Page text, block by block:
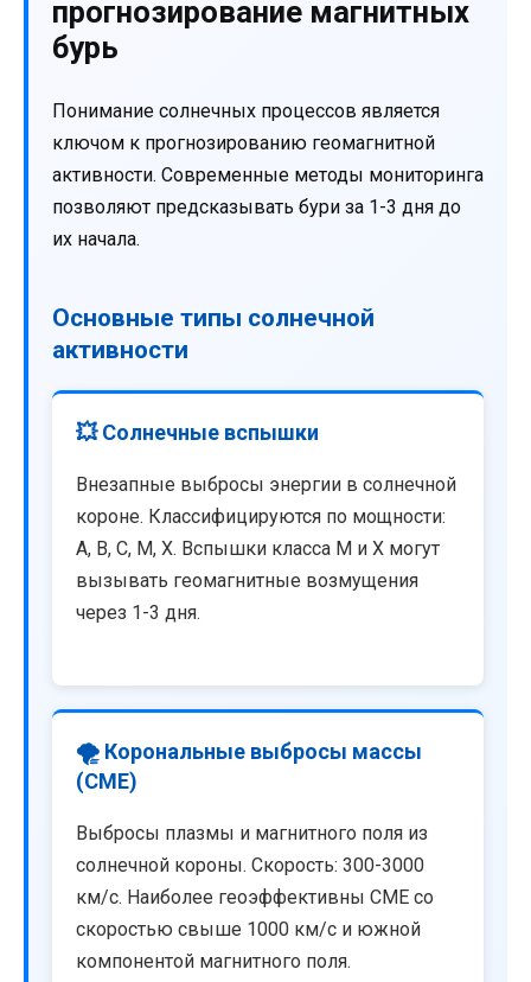
прогнозирование магнитных
бурь
Понимание солнечных процессов является
ключом к прогнозированию геомагнитной
активности. Современные методы мониторинга
позволяют предсказывать бури за 1-3 дня до
их начала.
Основные типы солнечной
активности
💥 Солнечные вспышки
Внезапные выбросы энергии в солнечной
короне. Классифицируются по мощности:
A, B, C, M, X. Вспышки класса M и X могут
вызывать геомагнитные возмущения
через 1-3 дня.
🌪️ Корональные выбросы массы
(CME)
Выбросы плазмы и магнитного поля из
солнечной короны. Скорость: 300-3000
км/с. Наиболее геоэффективны CME со
скоростью свыше 1000 км/с и южной
компонентой магнитного поля.